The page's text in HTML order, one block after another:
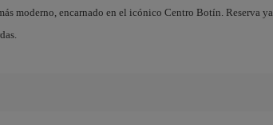
moderno, encarnado en el icónico Centro Botín. Reserva